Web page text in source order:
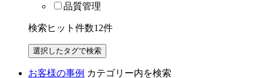
品質管理
検索ヒット件数12件
お客様の事例 カテゴリー内を検索